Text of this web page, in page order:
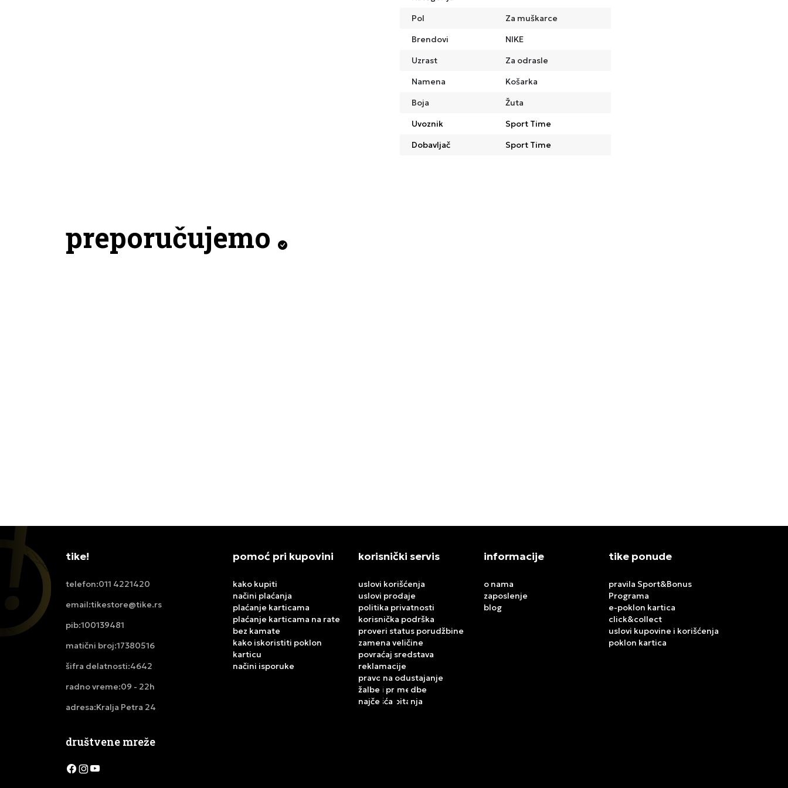
Pol
Za muškarce
Brendovi
NIKE
Uzrast
Za odrasle
Namena
Košarka
Boja
Žuta
Uvoznik
Sport Time
Dobavljač
Sport Time
preporučujemo
tike!
telefon:011 4221420
email:tikestore@tike.rs
pib:100139481
matični broj:17380516
šifra delatnosti:4642
radno vreme:09 - 22h
adresa:Kralja Petra 24
pomoć pri kupovini
kako kupiti
načini plaćanja
plaćanje karticama
plaćanje karticama na rate
bez kamate
kako iskoristiti poklon
karticu
načini isporuke
korisnički servis
uslovi korišćenja
uslovi prodaje
politika privatnosti
korisnička podrška
proveri status porudžbine
zamena veličine
povraćaj sredstava
reklamacije
pravo na odustajanje
žalbe i primedbe
najčešća pitanja
informacije
o nama
zaposlenje
blog
tike ponude
pravila Sport&Bonus
Programa
e-poklon kartica
click&collect
uslovi kupovine i korišćenja
poklon kartica
društvene mreže